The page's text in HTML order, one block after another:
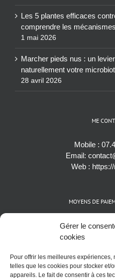
Gérer le
cookies
Pour offrir les meilleures
telles que les cookies pour stocker et/
appareils. Le fait de consentir à ces
Les 5 plantes efficaces
comprendre les
1 mai 2026
Marcher pieds nus : un
naturellement votre
28 avril 2026
ME
Mobile :
Email:
Web :
MOYENS DE
Cartes bancaires